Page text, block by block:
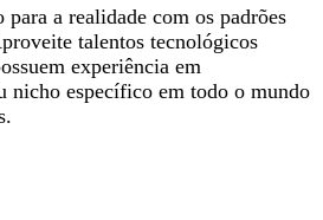
a realidade com os padrões
talentos tecnológicos
experiência em
nicho específico em todo o mundo